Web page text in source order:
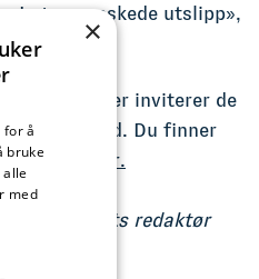
uønskede utslipp»,
september inviterer de
Slemmestad. Du finner
nettsider.
redaktør
×
for å
bruke
med